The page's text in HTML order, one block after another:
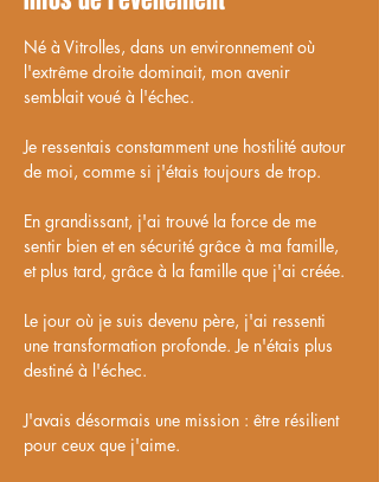
Né à Vitrolles, dans un environnement où
l'extrême droite dominait, mon avenir
semblait voué à l'échec.
Je ressentais constamment une hostilité autour
de moi, comme si j'étais toujours de trop.
En grandissant, j'ai trouvé la force de me
sentir bien et en sécurité grâce à ma famille,
et plus tard, grâce à la famille que j'ai créée.
Le jour où je suis devenu père, j'ai ressenti
une transformation profonde. Je n'étais plus
destiné à l'échec.
J'avais désormais une mission : être résilient
pour ceux que j'aime.